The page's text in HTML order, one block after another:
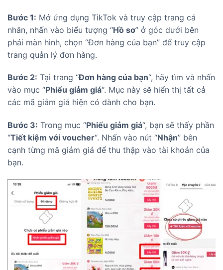
Bước 1: Mở ứng dụng TikTok và truy cập trang cá
nhân, nhấn vào biểu tượng “Hồ sơ” ở góc dưới bên
phải màn hình, chọn “Đơn hàng của bạn” để truy cập
trang quản lý đơn hàng.
Bước 2: Tại trang “Đơn hàng của bạn“, hãy tìm và nhấn
vào mục “Phiếu giảm giá“. Mục này sẽ hiển thị tất cả
các mã giảm giá hiện có dành cho bạn.
Bước 3: Trong mục “Phiếu giảm giá“, bạn sẽ thấy phần
“Tiết kiệm với voucher“. Nhấn vào nút “Nhận” bên
cạnh từng mã giảm giá để thu thập vào tài khoản của
bạn.